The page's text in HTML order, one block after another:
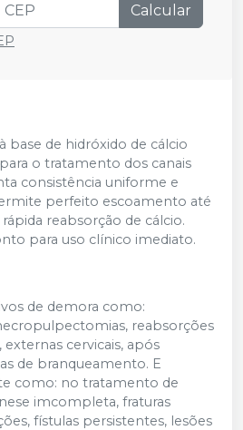
Calcular
base de hidróxido de cálcio
o tratamento dos canais
consistência uniforme e
perfeito escoamento até
reabsorção de cálcio.
para uso clínico imediato.
de demora como:
reabsorções
cervicais, após
de branqueamento. E
como: no tratamento de
imcompleta, fraturas
fístulas persistentes, lesões